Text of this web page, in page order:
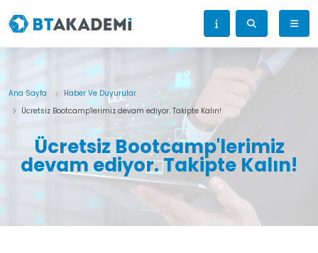
Ücretsiz Bootcamp'lerimiz
devam ediyor. Takipte Kalın!
Ana Sayfa
Haber Ve Duyurular
Ücretsiz Bootcamp'lerimiz devam ediyor. Takipte Kalın!